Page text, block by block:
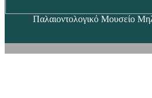
Παλαιοντολογικό Μουσείο